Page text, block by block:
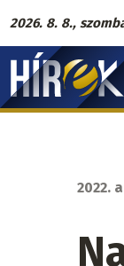
Ugrás
a
tartalomra
2026. 8. 8.,
fő
2022.